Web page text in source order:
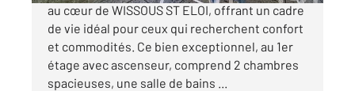
au cœur de WISSOUS ST ELOI, offrant un cadre
de vie idéal pour ceux qui recherchent confort
et commodités. Ce bien exceptionnel, au 1er
étage avec ascenseur, comprend 2 chambres
spacieuses, une salle de bains ...